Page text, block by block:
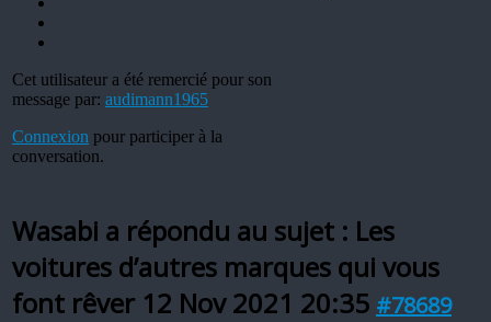
Cet utilisateur a été remercié pour son
message par: audimann1965
Connexion pour participer à la
conversation.
Wasabi a répondu au sujet : Les
voitures d’autres marques qui vous
font rêver 12 Nov 2021 20:35 #78689